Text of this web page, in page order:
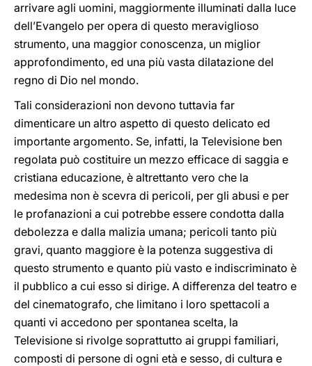
arrivare agli uomini, maggiormente illuminati dalla luce
dell’Evangelo per opera di questo meraviglioso
strumento, una maggior conoscenza, un miglior
approfondimento, ed una più vasta dilatazione del
regno di Dio nel mondo.
Tali considerazioni non devono tuttavia far
dimenticare un altro aspetto di questo delicato ed
importante argomento. Se, infatti, la Televisione ben
regolata può costituire un mezzo efficace di saggia e
cristiana educazione, è altrettanto vero che la
medesima non è scevra di pericoli, per gli abusi e per
le profanazioni a cui potrebbe essere condotta dalla
debolezza e dalla malizia umana; pericoli tanto più
gravi, quanto maggiore è la potenza suggestiva di
questo strumento e quanto più vasto e indiscriminato è
il pubblico a cui esso si dirige. A differenza del teatro e
del cinematografo, che limitano i loro spettacoli a
quanti vi accedono per spontanea scelta, la
Televisione si rivolge soprattutto ai gruppi familiari,
composti di persone di ogni età e sesso, di cultura e